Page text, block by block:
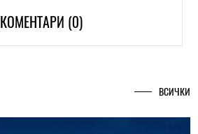
КОМЕНТАРИ (0)
ВСИЧКИ